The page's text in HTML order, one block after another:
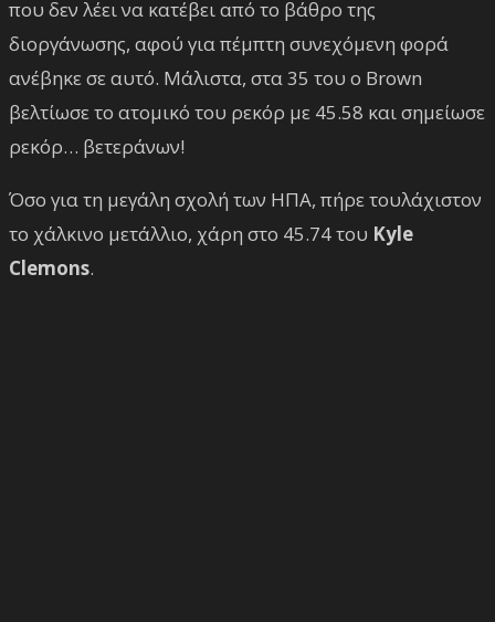
που δεν λέει να κατέβει από το βάθρο της
διοργάνωσης, αφού για πέμπτη συνεχόμενη φορά
ανέβηκε σε αυτό. Μάλιστα, στα 35 του ο Brown
βελτίωσε το ατομικό του ρεκόρ με 45.58 και σημείωσε
ρεκόρ… βετεράνων!
Όσο για τη μεγάλη σχολή των ΗΠΑ, πήρε τουλάχιστον
το χάλκινο μετάλλιο, χάρη στο 45.74 του Kyle
Clemons.